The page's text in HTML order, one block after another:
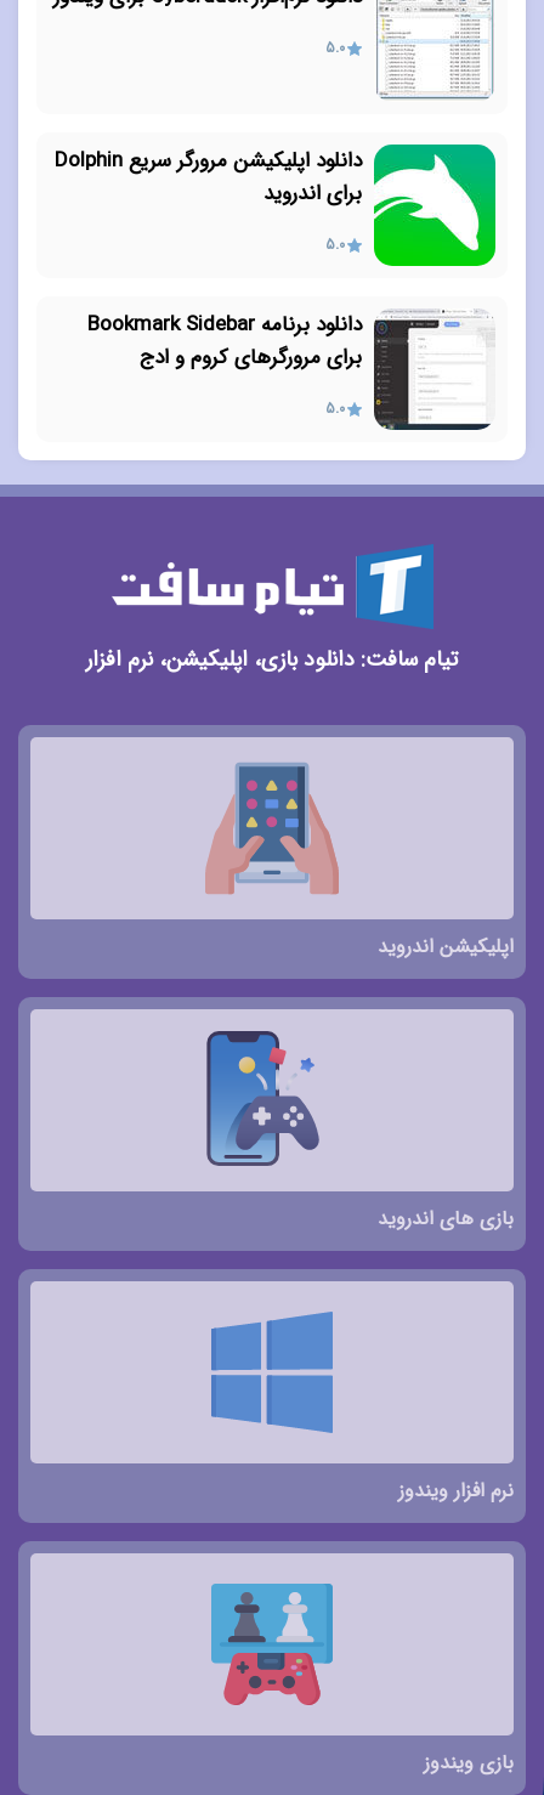
5.0
دانلود اپلیکیشن مرورگر سریع Dolphin
برای اندروید
5.0
دانلود برنامه Bookmark Sidebar
برای مرورگرهای کروم و ادج
5.0
تیام سافت: دانلود بازی، اپلیکیشن، نرم افزار
اپلیکیشن اندروید
بازی های اندروید
نرم افزار ویندوز
بازی ویندوز